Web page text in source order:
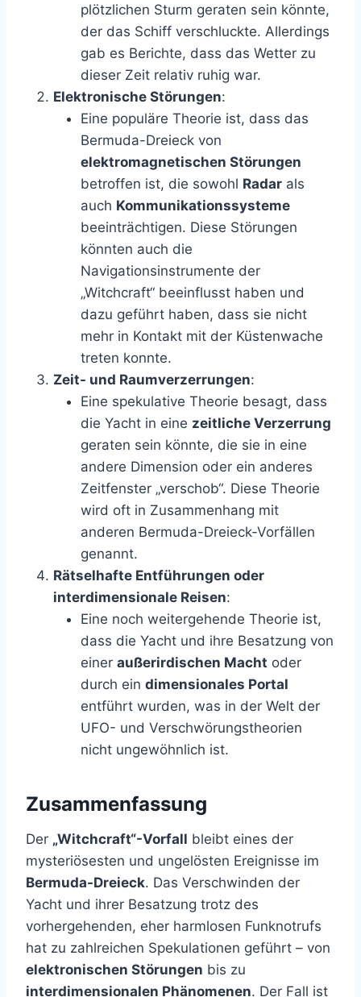
plötzlichen Sturm geraten sein könnte,
der das Schiff verschluckte. Allerdings
gab es Berichte, dass das Wetter zu
dieser Zeit relativ ruhig war.
Elektronische Störungen:
Eine populäre Theorie ist, dass das
Bermuda-Dreieck von
elektromagnetischen Störungen
betroffen ist, die sowohl Radar als
auch Kommunikationssysteme
beeinträchtigen. Diese Störungen
könnten auch die
Navigationsinstrumente der
„Witchcraft“ beeinflusst haben und
dazu geführt haben, dass sie nicht
mehr in Kontakt mit der Küstenwache
treten konnte.
Zeit- und Raumverzerrungen:
Eine spekulative Theorie besagt, dass
die Yacht in eine zeitliche Verzerrung
geraten sein könnte, die sie in eine
andere Dimension oder ein anderes
Zeitfenster „verschob“. Diese Theorie
wird oft in Zusammenhang mit
anderen Bermuda-Dreieck-Vorfällen
genannt.
Rätselhafte Entführungen oder
interdimensionale Reisen:
Eine noch weitergehende Theorie ist,
dass die Yacht und ihre Besatzung von
einer außerirdischen Macht oder
durch ein dimensionales Portal
entführt wurden, was in der Welt der
UFO- und Verschwörungstheorien
nicht ungewöhnlich ist.
Zusammenfassung
Der „Witchcraft“-Vorfall bleibt eines der
mysteriösesten und ungelösten Ereignisse im
Bermuda-Dreieck. Das Verschwinden der
Yacht und ihrer Besatzung trotz des
vorhergehenden, eher harmlosen Funknotrufs
hat zu zahlreichen Spekulationen geführt – von
elektronischen Störungen bis zu
interdimensionalen Phänomenen. Der Fall ist